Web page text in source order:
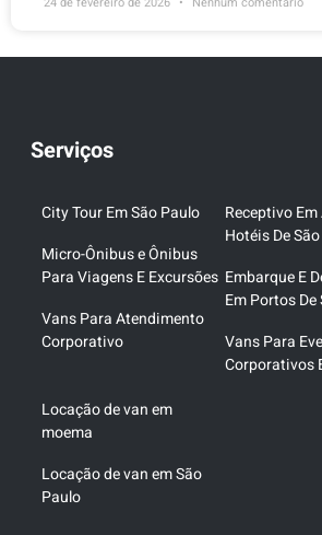
Serviços
City Tour Em São Paulo
Micro-Ônibus e Ônibus
Para Viagens E Excursões
Vans Para Atendimento
Corporativo
Receptivo
Hotéis De
Embarque E
Em Portos De
Vans Para
Corporativos
Locação de van em
moema
Locação de van em São
Paulo